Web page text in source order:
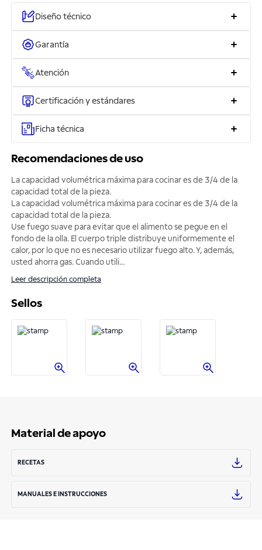
Diseño técnico
Garantía
Atención
Certificación y estándares
Ficha técnica
Recomendaciones de uso
La capacidad volumétrica máxima para cocinar es de 3/4 de la
capacidad total de la pieza.
La capacidad volumétrica máxima para cocinar es de 3/4 de la
capacidad total de la pieza.
Use fuego suave para evitar que el alimento se pegue en el
fondo de la olla. El cuerpo triple distribuye uniformemente el
calor, por lo que no es necesario utilizar fuego alto. Y, además,
usted ahorra gas. Cuando utili...
Leer descripción completa
Sellos
Material de apoyo
RECETAS
MANUALES E INSTRUCCIONES